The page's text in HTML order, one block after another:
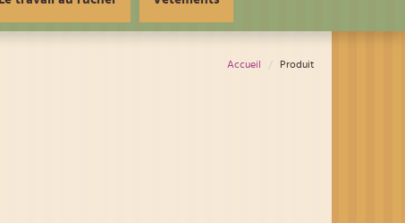
Accueil Produit